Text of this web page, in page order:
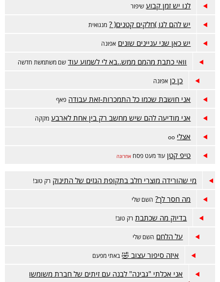
לנו יש זמן קבוע שיפור
יש להם לגו )חלקים קטנים( ? מנגואית
יש כאן שני עניינים שונים אפונה
וואי כתבת מהמם ממש..בא לי לשמוע עוד שם משתמשת חדשה
כן כן אפונה
אני חושבת שכמו כל התמכרות-זאת עבודה פאף
אני מודיעה להם שיש מחשב רק בין אחת לארבע מקקה
אצלי oo
טיפ קטן עוד מעט פסח אחרונה
מי שהורידה מוצרי חלב בתקופת הגזים של התינוק רק טוב!
מה חסר לך? השם שלי
בדיוק מה שכתבת רק טוב!
על הלחם השם שלי
איזה סיפור עצוב 🤣 באתי מפעם
אני אכלתי "גבינה" לבנה עם זיתים של חברת משומשו